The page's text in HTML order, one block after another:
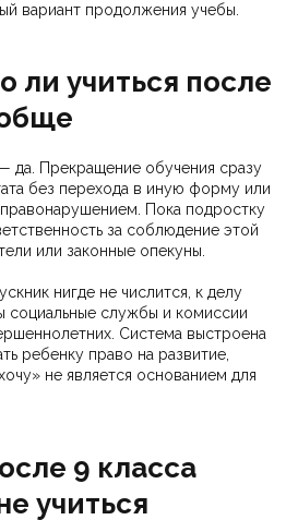
вариант продолжения учебы.
ли учиться после
да. Прекращение обучения сразу
без перехода в иную форму или
правонарушением. Пока подростку
за соблюдение этой
или законные опекуны.
нигде не числится, к делу
социальные службы и комиссии
Система выстроена
ребенку право на развитие,
не является основанием для
9 класса
учиться